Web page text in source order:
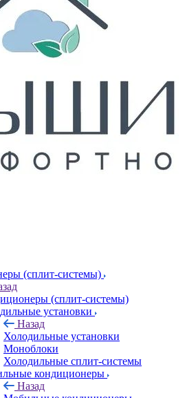
(сплит-системы)
(сплит-системы)
установки
Назад
Холодильные установки
Моноблоки
Холодильные сплит-системы
кондиционеры
Назад